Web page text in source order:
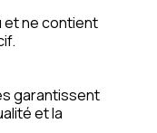
et ne contient
garantissent
et la